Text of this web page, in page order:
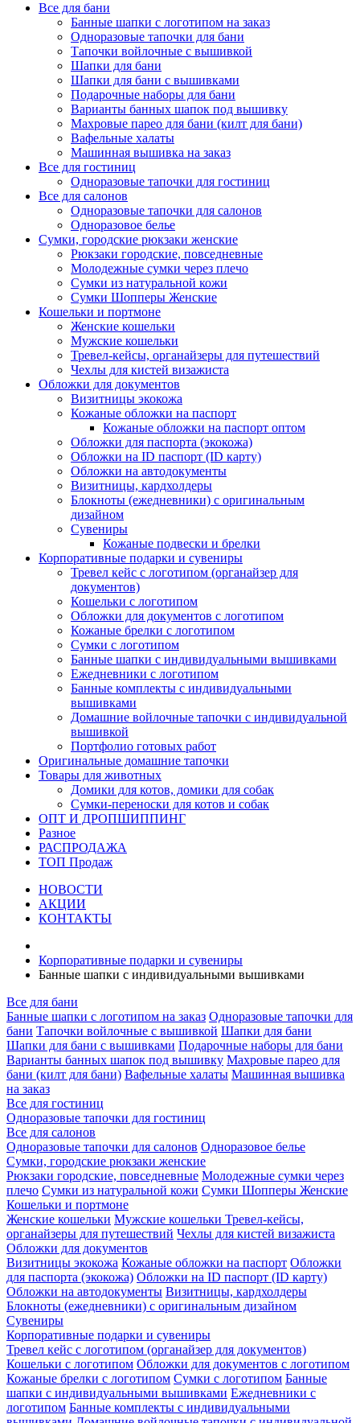
Все для бани
Банные шапки с логотипом на заказ
Одноразовые тапочки для бани
Тапочки войлочные с вышивкой
Шапки для бани
Шапки для бани с вышивками
Подарочные наборы для бани
Варианты банных шапок под вышивку
Махровые парео для бани (килт для бани)
Вафельные халаты
Машинная вышивка на заказ
Все для гостиниц
Одноразовые тапочки для гостиниц
Все для салонов
Одноразовые тапочки для салонов
Одноразовое белье
Сумки, городские рюкзаки женские
Рюкзаки городские, повседневные
Молодежные сумки через плечо
Сумки из натуральной кожи
Сумки Шопперы Женские
Кошельки и портмоне
Женские кошельки
Мужские кошельки
Тревел-кейсы, органайзеры для путешествий
Чехлы для кистей визажиста
Обложки для документов
Визитницы экокожа
Кожаные обложки на паспорт
Кожаные обложки на паспорт оптом
Обложки для паспорта (экокожа)
Обложки на ID паспорт (ID карту)
Обложки на автодокументы
Визитницы, кардхолдеры
Блокноты (ежедневники) с оригинальным
дизайном
Сувениры
Кожаные подвески и брелки
Корпоративные подарки и сувениры
Тревел кейс с логотипом (органайзер для
документов)
Кошельки с логотипом
Обложки для документов с логотипом
Кожаные брелки с логотипом
Сумки с логотипом
Банные шапки с индивидуальными вышивками
Ежедневники с логотипом
Банные комплекты с индивидуальными
вышивками
Домашние войлочные тапочки с индивидуальной
вышивкой
Портфолио готовых работ
Оригинальные домашние тапочки
Товары для животных
Домики для котов, домики для собак
Сумки-переноски для котов и собак
ОПТ И ДРОПШИППИНГ
Разное
РАСПРОДАЖА
ТОП Продаж
НОВОСТИ
АКЦИИ
КОНТАКТЫ
Корпоративные подарки и сувениры
Банные шапки с индивидуальными вышивками
Все для бани
Банные шапки с логотипом на заказ Одноразовые тапочки для
бани Тапочки войлочные с вышивкой Шапки для бани
Шапки для бани с вышивками Подарочные наборы для бани
Варианты банных шапок под вышивку Махровые парео для
бани (килт для бани) Вафельные халаты Машинная вышивка
на заказ
Все для гостиниц
Одноразовые тапочки для гостиниц
Все для салонов
Одноразовые тапочки для салонов Одноразовое белье
Сумки, городские рюкзаки женские
Рюкзаки городские, повседневные Молодежные сумки через
плечо Сумки из натуральной кожи Сумки Шопперы Женские
Кошельки и портмоне
Женские кошельки Мужские кошельки Тревел-кейсы,
органайзеры для путешествий Чехлы для кистей визажиста
Обложки для документов
Визитницы экокожа Кожаные обложки на паспорт Обложки
для паспорта (экокожа) Обложки на ID паспорт (ID карту)
Обложки на автодокументы Визитницы, кардхолдеры
Блокноты (ежедневники) с оригинальным дизайном
Сувениры
Корпоративные подарки и сувениры
Тревел кейс с логотипом (органайзер для документов)
Кошельки с логотипом Обложки для документов с логотипом
Кожаные брелки с логотипом Сумки с логотипом Банные
шапки с индивидуальными вышивками Ежедневники с
логотипом Банные комплекты с индивидуальными